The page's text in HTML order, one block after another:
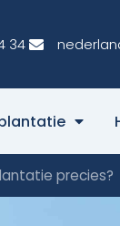
34
precies?